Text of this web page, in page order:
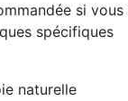
si vous
spécifiques
naturelle